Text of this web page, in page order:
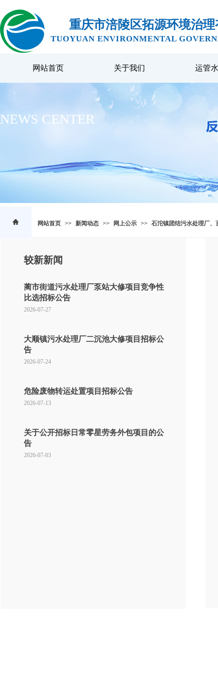
重庆市涪陵区拓源环境治
TUOYUAN ENVIRONMENTAL
网站首页 关于我们 运管
NEWS CENTER
网站首页 >> 新闻动态 >> 网上公示 >> 石沱镇团结污水处理厂
蔺市街道污水处理厂泵站大修项目竞争性
比选招标公告
2026-07-27
大顺镇污水处理厂二沉池大修项目招标公
告
2026-07-24
危险废物转运处置项目招标公告
2026-07-13
关于公开招标日常零星劳务外包项目的公
告
2026-07-03
较新新闻